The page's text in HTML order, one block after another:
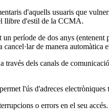
d'aquells usuaris que
llibre d'estil de la CCMA.
període de dos anys
de manera automàtica
dels canals de
l'ús d'adreces electròniques
o errors en el seu